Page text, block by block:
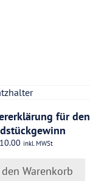
für den
inkl. MWSt
Warenkorb